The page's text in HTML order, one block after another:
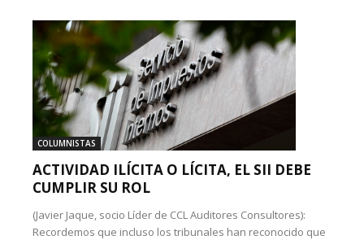
COLUMNISTAS
ACTIVIDAD ILÍCITA O LÍCITA, EL SII DEBE
CUMPLIR SU ROL
(Javier Jaque, socio Líder de CCL Auditores Consultores):
Recordemos que incluso los tribunales han reconocido que